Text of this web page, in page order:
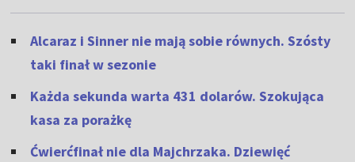
Alcaraz i Sinner nie mają sobie równych. Szósty
taki finał w sezonie
Każda sekunda warta 431 dolarów. Szokująca
kasa za porażkę
Ćwierćfinał nie dla Majchrzaka. Dziewięć